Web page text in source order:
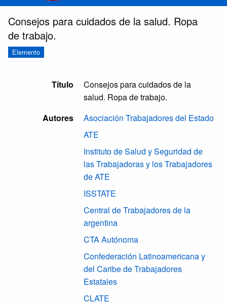
Consejos para cuidados de la salud. Ropa
de trabajo.
Elemento
Título
Consejos para cuidados de la
salud. Ropa de trabajo.
Autores
Asociación Trabajadores del Estado
ATE
Instituto de Salud y Seguridad de
las Trabajadoras y los Trabajadores
de ATE
ISSTATE
Central de Trabajadores de la
argentina
CTA Autónoma
Confederación Latinoamericana y
del Caribe de Trabajadores
Estatales
CLATE